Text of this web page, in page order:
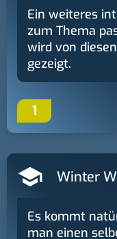
Ein weiteres
zum Thema
wird von
gezeigt.
1
Winter
Es kommt
man einen